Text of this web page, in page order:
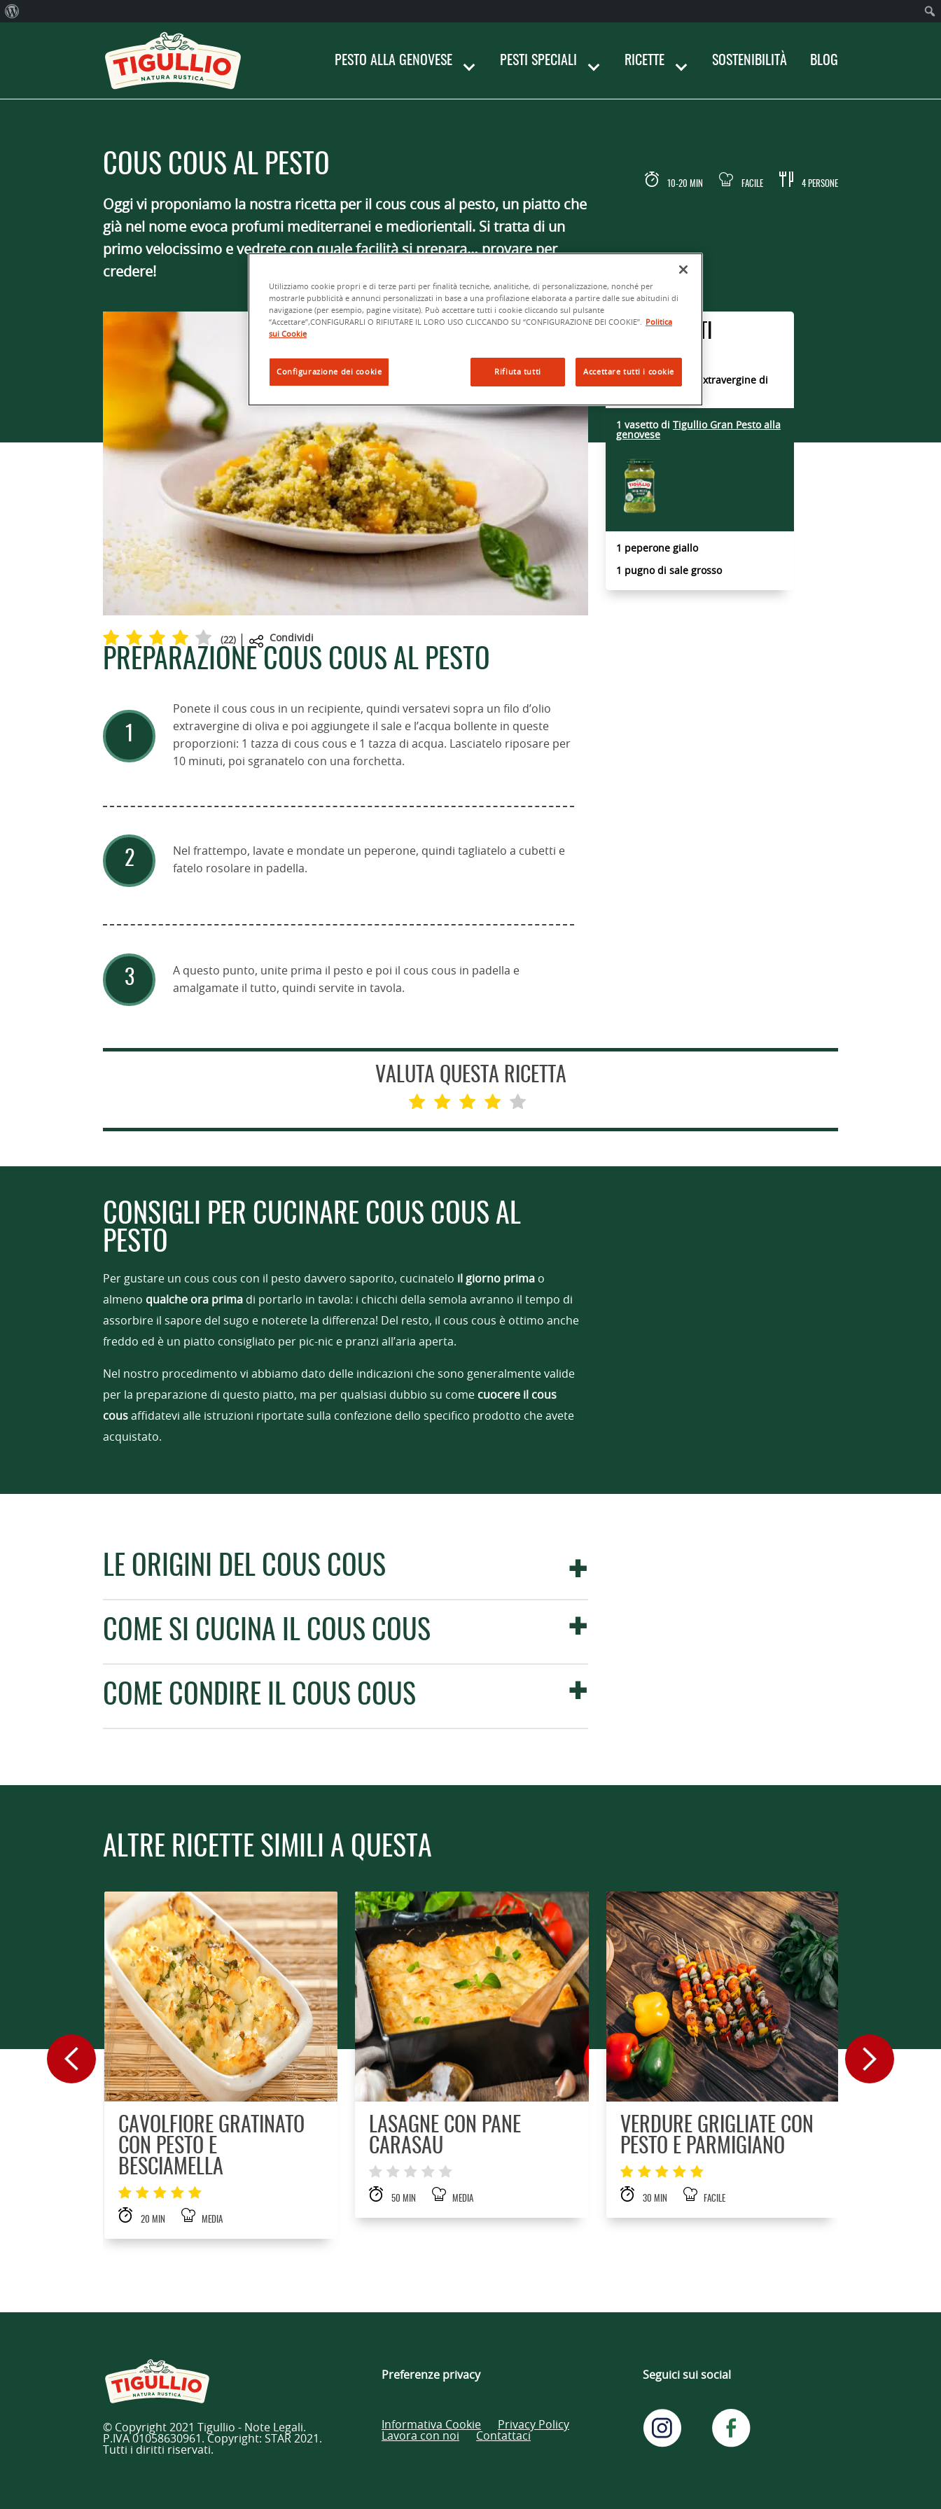
PESTO ALLA GENOVESE PESTI SPECIALI RICETTE SOSTENIBILITÀ BLOG
COUS COUS AL PESTO
Oggi vi proponiamo la nostra ricetta per il cous cous al pesto, un piatto che
già nel nome evoca profumi mediterranei e mediorientali. Si tratta di un
primo velocissimo e vedrete con quale facilità si prepara… provare per
credere!
10-20 MIN FACILE 4 PERSONE
(22) Condividi
INGREDIENTI
250 g di cous cous
2 cucchiai di olio extravergine di
1 vasetto di Tigullio Gran Pesto alla
genovese
1 peperone giallo
1 pugno di sale grosso
PREPARAZIONE COUS COUS AL PESTO
Ponete il cous cous in un recipiente, quindi versatevi sopra un filo d’olio
extravergine di oliva e poi aggiungete il sale e l’acqua bollente in queste
proporzioni: 1 tazza di cous cous e 1 tazza di acqua. Lasciatelo riposare per
10 minuti, poi sgranatelo con una forchetta.
Nel frattempo, lavate e mondate un peperone, quindi tagliatelo a cubetti e
fatelo rosolare in padella.
A questo punto, unite prima il pesto e poi il cous cous in padella e
amalgamate il tutto, quindi servite in tavola.
VALUTA QUESTA RICETTA
CONSIGLI PER CUCINARE COUS COUS AL
PESTO
Per gustare un cous cous con il pesto davvero saporito, cucinatelo il giorno prima o
almeno qualche ora prima di portarlo in tavola: i chicchi della semola avranno il tempo di
assorbire il sapore del sugo e noterete la differenza! Del resto, il cous cous è ottimo anche
freddo ed è un piatto consigliato per pic-nic e pranzi all’aria aperta.
Nel nostro procedimento vi abbiamo dato delle indicazioni che sono generalmente valide
per la preparazione di questo piatto, ma per qualsiasi dubbio su come cuocere il cous
cous affidatevi alle istruzioni riportate sulla confezione dello specifico prodotto che avete
acquistato.
LE ORIGINI DEL COUS COUS
COME SI CUCINA IL COUS COUS
COME CONDIRE IL COUS COUS
ALTRE RICETTE SIMILI A QUESTA
CAVOLFIORE GRATINATO
CON PESTO E
BESCIAMELLA
20 MIN MEDIA
LASAGNE CON PANE
CARASAU
50 MIN MEDIA
VERDURE GRIGLIATE CON
PESTO E PARMIGIANO
30 MIN FACILE
© Copyright 2021 Tigullio - Note Legali.
P.IVA 01058630961. Copyright: STAR 2021.
Tutti i diritti riservati.
Preferenze privacy
Informativa Cookie
Privacy Policy
Lavora con noi
Contattaci
Seguici sui social
Utilizziamo cookie propri e di terze parti per finalità tecniche, analitiche, di personalizzazione, nonché per
mostrarle pubblicità e annunci personalizzati in base a una profilazione elaborata a partire dalle sue abitudini di
navigazione (per esempio, pagine visitate). Può accettare tutti i cookie cliccando sul pulsante
“Accettare”,CONFIGURARLI O RIFIUTARE IL LORO USO CLICCANDO SU “CONFIGURAZIONE DEI COOKIE”.
Politica
sui Cookie
Rifiuta tutti Accettare tutti i cookie
Configurazione dei cookie